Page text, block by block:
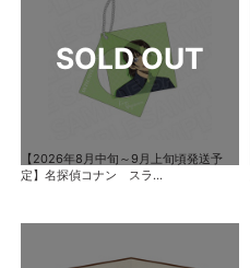
【2026年8月中旬～9月上旬頃発送予
定】名探偵コナン スラ...